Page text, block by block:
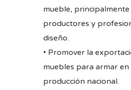
mueble, principalmente
productores y
diseño.
• Promover la
muebles para armar
producción nacional.